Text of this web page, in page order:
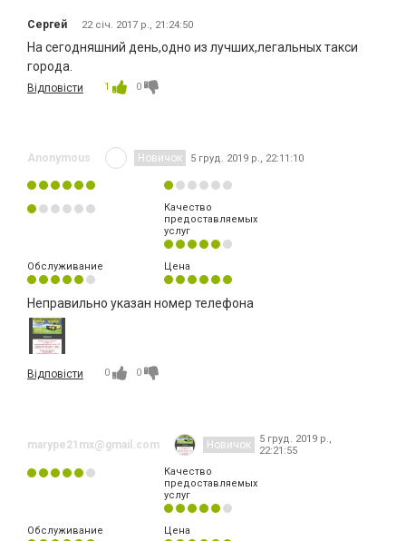
Сергей 22 січ. 2017 р., 21:24:50
На сегодняшний день,одно из лучших,легальных такси
города.
Відповісти 1 0
Anonymous Новичок 5 груд. 2019 р., 22:11:10
Качество
предоставляемых
услуг
Обслуживание Цена
Неправильно указан номер телефона
Відповісти 0 0
marype21mx@gmail.com Новичок
5 груд. 2019 р.,
22:21:55
Качество
предоставляемых
услуг
Обслуживание Цена